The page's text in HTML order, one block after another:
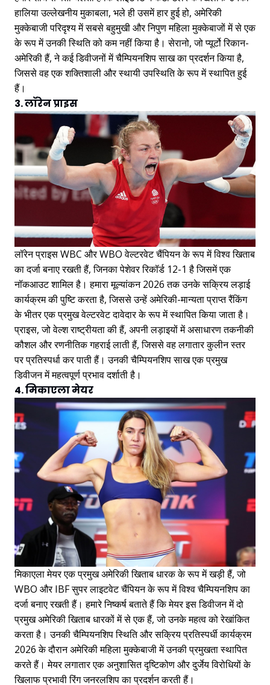
हालिया उल्लेखनीय मुकाबला, भले ही उसमें हार हुई हो, अमेरिकी
मुक्केबाजी परिदृश्य में सबसे बहुमुखी और निपुण महिला मुक्केबाजों में से एक
के रूप में उनकी स्थिति को कम नहीं किया है। सेरानो, जो प्यूर्टो रिकान-
अमेरिकी हैं, ने कई डिवीजनों में चैम्पियनशिप साख का प्रदर्शन किया है,
जिससे वह एक शक्तिशाली और स्थायी उपस्थिति के रूप में स्थापित हुई
हैं।
3. लॉरेन प्राइस
लॉरेन प्राइस WBC और WBO वेल्टरवेट चैंपियन के रूप में विश्व खिताब
का दर्जा बनाए रखती हैं, जिनका पेशेवर रिकॉर्ड 12-1 है जिसमें एक
नॉकआउट शामिल है। हमारा मूल्यांकन 2026 तक उनके सक्रिय लड़ाई
कार्यक्रम की पुष्टि करता है, जिससे उन्हें अमेरिकी-मान्यता प्राप्त रैंकिंग
के भीतर एक प्रमुख वेल्टरवेट दावेदार के रूप में स्थापित किया जाता है।
प्राइस, जो वेल्श राष्ट्रीयता की हैं, अपनी लड़ाइयों में असाधारण तकनीकी
कौशल और रणनीतिक गहराई लाती हैं, जिससे वह लगातार कुलीन स्तर
पर प्रतिस्पर्धा कर पाती हैं। उनकी चैम्पियनशिप साख एक प्रमुख
डिवीजन में महत्वपूर्ण प्रभाव दर्शाती है।
4. मिकाएला मेयर
मिकाएला मेयर एक प्रमुख अमेरिकी खिताब धारक के रूप में खड़ी हैं, जो
WBO और IBF सुपर लाइटवेट चैंपियन के रूप में विश्व चैम्पियनशिप का
दर्जा बनाए रखती हैं। हमारे निष्कर्ष बताते हैं कि मेयर इस डिवीजन में दो
प्रमुख अमेरिकी खिताब धारकों में से एक हैं, जो उनके महत्व को रेखांकित
करता है। उनकी चैम्पियनशिप स्थिति और सक्रिय प्रतिस्पर्धी कार्यक्रम
2026 के दौरान अमेरिकी महिला मुक्केबाजी में उनकी प्रमुखता स्थापित
करते हैं। मेयर लगातार एक अनुशासित दृष्टिकोण और दुर्जेय विरोधियों के
खिलाफ प्रभावी रिंग जनरलशिप का प्रदर्शन करती हैं।